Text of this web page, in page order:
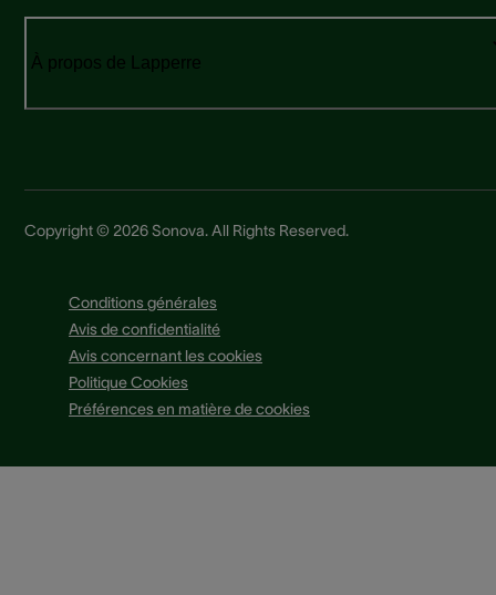
À propos de Lapperre
Copyright © 2026 Sonova. All Rights Reserved.
Conditions générales
Avis de confidentialité
Avis concernant les cookies
Politique Cookies
Préférences en matière de cookies